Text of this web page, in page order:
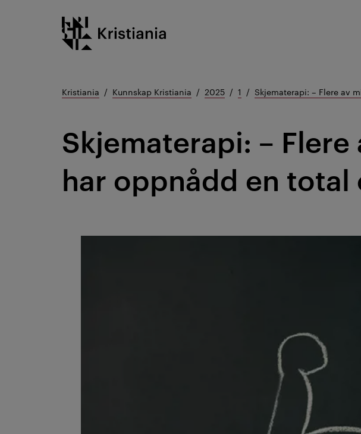
Kristiania logo
Kristiania Kunnskap Kristiania 2025 1 Skjematerapi: – Flere av
Skjematerapi: –
har oppnådd en